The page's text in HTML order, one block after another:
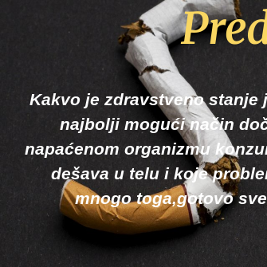
Kakvo je zdravstveno stanje
najbolji mogući način
napaćenom organizmu
dešava u telu i koje
mnogo toga,gotovo